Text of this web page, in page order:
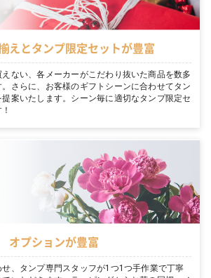
えとタンプ限定セットが豊富
ない、各メーカーがこだわり抜いた商品を数多
。さらに、お客様のギフトシーンに合わせてタン
案いたします。シーン毎に適切なタンプ限定セ
オプションが豊富
、タンプ専門スタッフが1つ1つ手作業で丁寧